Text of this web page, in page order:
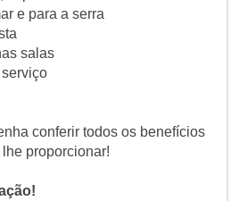
e para a serra
salas
conferir todos os benefícios
lhe proporcionar!